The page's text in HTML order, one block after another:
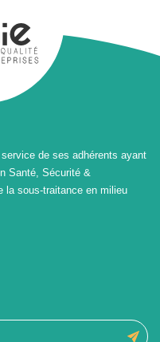
de ses adhérents ayant
Santé, Sécurité &
la sous-traitance en milieu